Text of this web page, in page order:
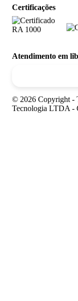
Certificações
Atendimento em
© 2026 Copyright -
Tecnologia LTDA -